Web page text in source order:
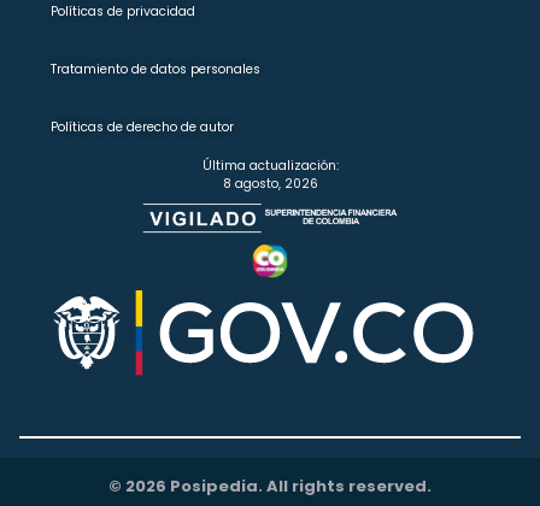
Políticas de privacidad
Tratamiento de datos personales
Políticas de derecho de autor
Última actualización:
8 agosto, 2026
© 2026 Posipedia. All rights reserved.